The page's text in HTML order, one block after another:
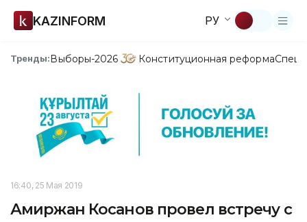
KAZINFORM РУ
Тренды:Выборы-2026 Конституционная реформа
16:40, 25 Мая 2019
Амиржан Косанов провел встречу с